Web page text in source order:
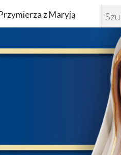
z Maryją